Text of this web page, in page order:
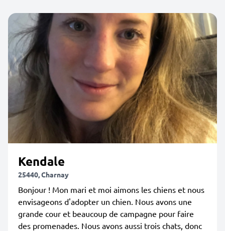
Kendale
25440, Charnay
Bonjour ! Mon mari et moi aimons les chiens et nous
envisageons d'adopter un chien. Nous avons une
grande cour et beaucoup de campagne pour faire
des promenades. Nous avons aussi trois chats, donc